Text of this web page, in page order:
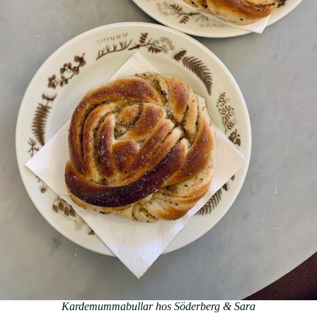
Kardemummabullar hos Söderberg & Sara